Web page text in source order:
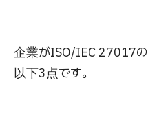
企業がISO/IEC 27017の
以下3点です。